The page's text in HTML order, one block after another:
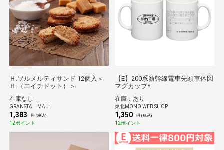
Ｈ.ソルメルティサンド 12個入＜
Ｈ.（エイチドット）＞
在庫なし
GRANSTA MALL
1,383 円 (税込)
12ポイント
【E】200系新幹線電車先頭車体図
マグカップ*
在庫：あり
東北MONO WEB SHOP
1,350 円 (税込)
12ポイント